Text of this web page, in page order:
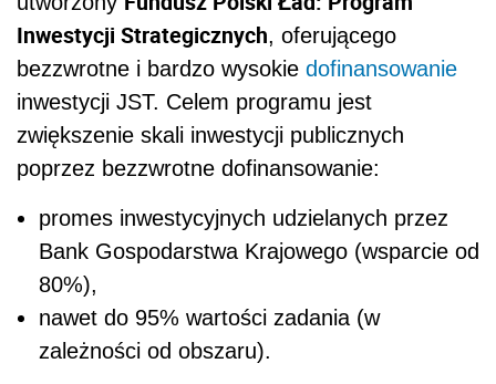
Inwestycji Strategicznych, oferującego
bezzwrotne i bardzo wysokie dofinansowanie
inwestycji JST. Celem programu jest
zwiększenie skali inwestycji publicznych
poprzez bezzwrotne dofinansowanie:
promes inwestycyjnych udzielanych przez
Bank Gospodarstwa Krajowego (wsparcie od
80%),
nawet do 95% wartości zadania (w
zależności od obszaru).